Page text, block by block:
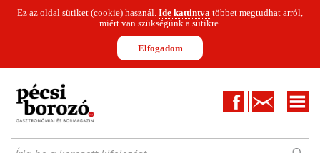
Ez az oldal sütiket (cookie) használ. Ide kattintva többet megtudhat arról,
miért van szükségünk a sütikre.
Elfogadom
FacebookKapcsolat
CIKKEKHÍREKINFOGRAFIKÁKMUNKATÁRSAKWINESOFA